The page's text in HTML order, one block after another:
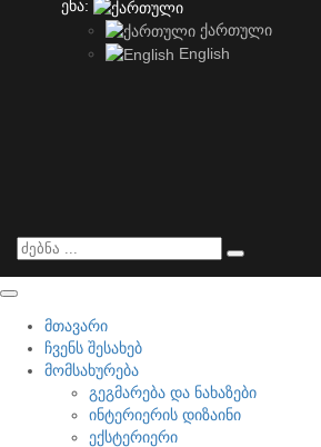
ენა:
ქართული
English
მთავარი
ჩვენს შესახებ
მომსახურება
გეგმარება და ნახაზები
ინტერიერის დიზაინი
ექსტერიერი